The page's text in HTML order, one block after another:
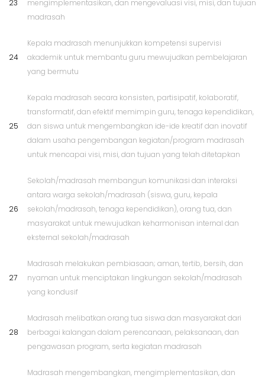
23
mengimplementasikan, dan mengevaluasi visi, misi, dan tujuan
madrasah
24
Kepala madrasah menunjukkan kompetensi supervisi
akademik untuk membantu guru mewujudkan pembelajaran
yang bermutu
25
Kepala madrasah secara konsisten, partisipatif, kolaboratif,
transformatif, dan efektif memimpin guru, tenaga kependidikan,
dan siswa untuk mengembangkan ide-ide kreatif dan inovatif
dalam usaha pengembangan kegiatan/program madrasah
untuk mencapai visi, misi, dan tujuan yang telah ditetapkan
26
Sekolah/madrasah membangun komunikasi dan interaksi
antara warga sekolah/madrasah (siswa, guru, kepala
sekolah/madrasah, tenaga kependidikan), orang tua, dan
masyarakat untuk mewujudkan keharmonisan internal dan
eksternal sekolah/madrasah
27
Madrasah melakukan pembiasaan; aman, tertib, bersih, dan
nyaman untuk menciptakan lingkungan sekolah/madrasah
yang kondusif
28
Madrasah melibatkan orang tua siswa dan masyarakat dari
berbagai kalangan dalam perencanaan, pelaksanaan, dan
pengawasan program, serta kegiatan madrasah
Madrasah mengembangkan, mengimplementasikan, dan